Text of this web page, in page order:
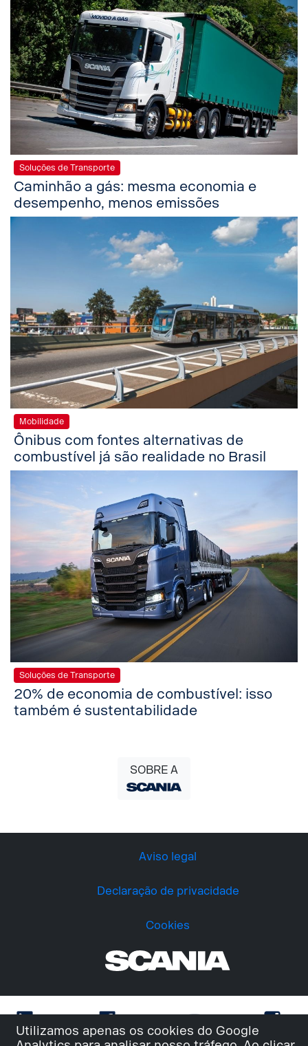
Utilizamos apenas os cookies do Google
Soluções de Transporte
Caminhão a gás: mesma economia e
desempenho, menos emissões
Mobilidade
Ônibus com fontes alternativas de
combustível já são realidade no Brasil
Soluções de Transporte
20% de economia de combustível: isso
também é sustentabilidade
SOBRE A
Aviso legal
Declaração de privacidade
Cookies